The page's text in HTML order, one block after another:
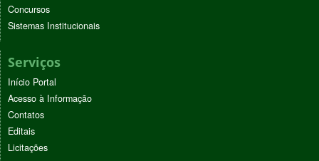
Concursos
Sistemas Institucionais
Serviços
Início Portal
Acesso à Informação
Contatos
Editais
Licitações